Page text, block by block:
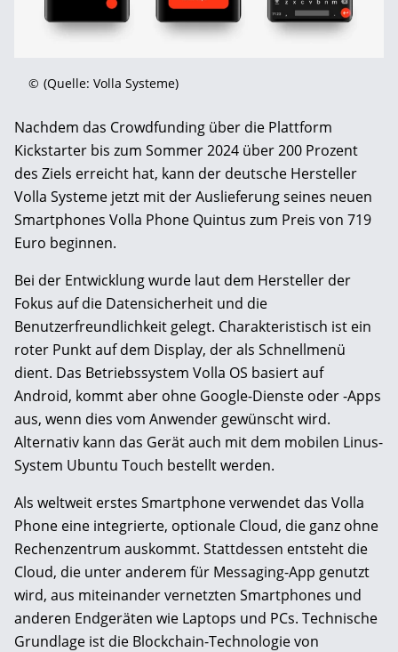
© (Quelle: Volla Systeme)
Nachdem das Crowdfunding über die Plattform
Kickstarter bis zum Sommer 2024 über 200 Prozent
des Ziels erreicht hat, kann der deutsche Hersteller
Volla Systeme jetzt mit der Auslieferung seines neuen
Smartphones Volla Phone Quintus zum Preis von 719
Euro beginnen.
Bei der Entwicklung wurde laut dem Hersteller der
Fokus auf die Datensicherheit und die
Benutzerfreundlichkeit gelegt. Charakteristisch ist ein
roter Punkt auf dem Display, der als Schnellmenü
dient. Das Betriebssystem Volla OS basiert auf
Android, kommt aber ohne Google-Dienste oder -Apps
aus, wenn dies vom Anwender gewünscht wird.
Alternativ kann das Gerät auch mit dem mobilen Linus-
System Ubuntu Touch bestellt werden.
Als weltweit erstes Smartphone verwendet das Volla
Phone eine integrierte, optionale Cloud, die ganz ohne
Rechenzentrum auskommt. Stattdessen entsteht die
Cloud, die unter anderem für Messaging-App genutzt
wird, aus miteinander vernetzten Smartphones und
anderen Endgeräten wie Laptops und PCs. Technische
Grundlage ist die Blockchain-Technologie von